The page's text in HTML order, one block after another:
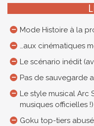
Mode Histoire à la
…aux cinématiques
Le scénario inédit
Pas de sauvegarde
Le style musical Arc
musiques officielles !)
Goku top-tiers abusé